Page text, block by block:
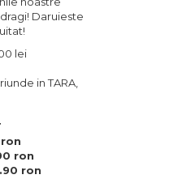
Daruieste
lei
in TARA,
ron
ron